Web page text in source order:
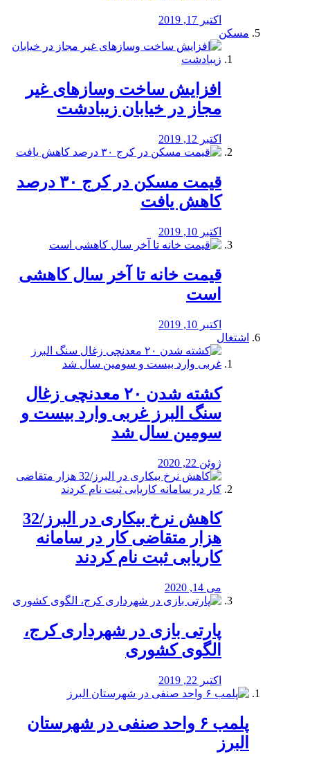
اکتبر 17, 2019
مسکن
افزایش ساخت وسازهای غیر
مجاز در خیابان زیبادشت
اکتبر 12, 2019
️قیمت مسکن در کرج ۳۰ درصد
کاهش یافت
اکتبر 10, 2019
قیمت خانه تا آخر سال کاهشی
است
اکتبر 10, 2019
اشتغال
کشته شدن ۲۰ معدنچی زغال
سنگ البرز غربی وارد بیست و
سومین سال شد
ژوئن 22, 2020
کاهش نرخ بیکاری در البرز/32
هزار متقاضی کار در سامانه
کاریابی ثبت نام کردند
می 14, 2020
پارتی بازی در شهرداری کرج،
الگوی کشوری
اکتبر 22, 2019
پلمب ۶ واحد صنفی در شهرستان
البرز